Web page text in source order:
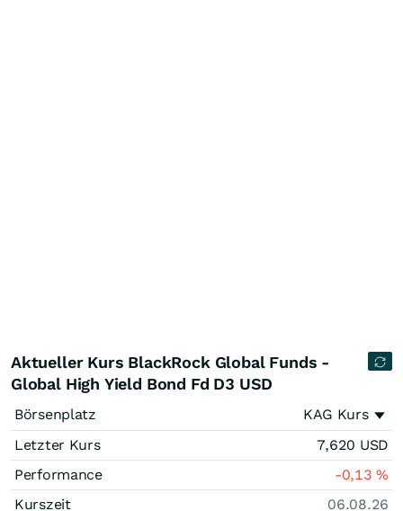
Aktueller Kurs BlackRock Global Funds -
Global High Yield Bond Fd D3 USD
Börsenplatz
KAG Kurs
Letzter Kurs
7,620 USD
Performance
-0,13%
Kurszeit
06.08.26